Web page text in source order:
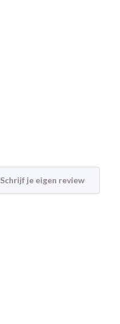
Schrijf je eigen review